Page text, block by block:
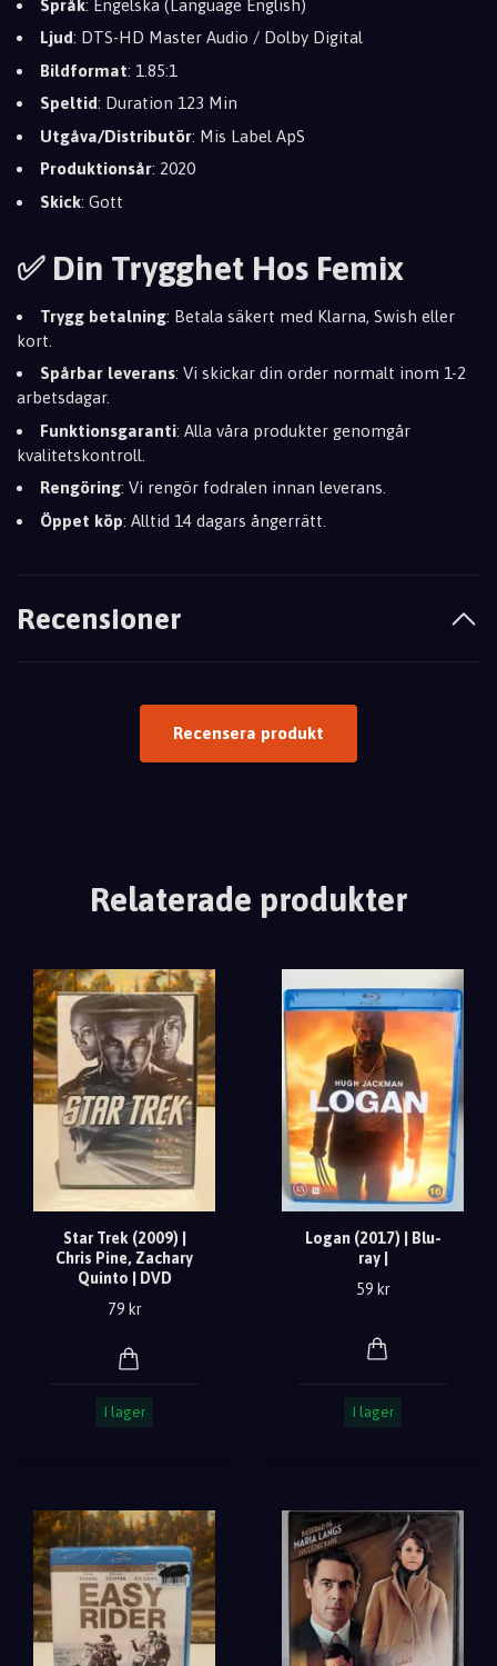
Språk: Engelska (Language English)
Ljud: DTS-HD Master Audio / Dolby Digital
Bildformat: 1.85:1
Speltid: Duration 123 Min
Utgåva/Distributör: Mis Label ApS
Produktionsår: 2020
Skick: Gott
✅ Din Trygghet Hos Femix
Trygg betalning: Betala säkert med Klarna, Swish eller
kort.
Spårbar leverans: Vi skickar din order normalt inom 1-2
arbetsdagar.
Funktionsgaranti: Alla våra produkter genomgår
kvalitetskontroll.
Rengöring: Vi rengör fodralen innan leverans.
Öppet köp: Alltid 14 dagars ångerrätt.
Recensioner
Recensera produkt
Relaterade produkter
Star Trek (2009) |
Chris Pine, Zachary
Quinto | DVD
79 kr
I lager
Logan (2017) | Blu-
ray |
59 kr
I lager